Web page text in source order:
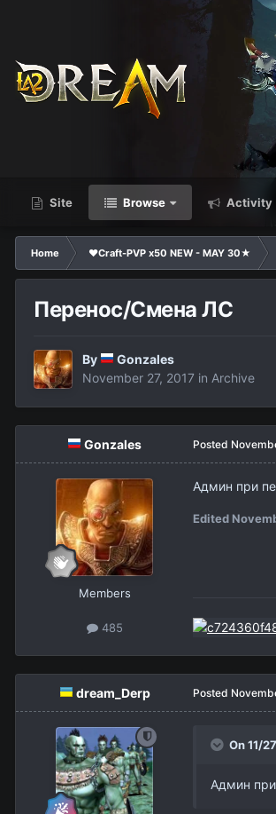
Site Browse Activity
Home ❤Craft-PVP x50 NEW - MAY 30★
Перенос/Смена ЛС
By
Gonzales
November 27, 2017 in Archive
Gonzales
Members
485
Posted
Админ при
Edited
dream_Derp Posted
On 11/
Админ